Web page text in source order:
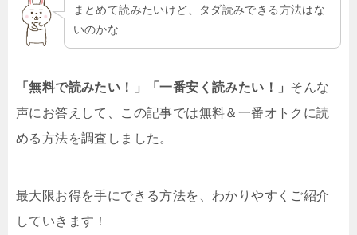
まとめて読みたいけど、タダ読みできる方法はな
いのかな
「無料で読みたい！」「一番安く読みたい！」 そんな
声にお答えして、この記事では無料＆一番オトクに読
める方法を調査しました。
最大限お得を手にできる方法を、わかりやすくご紹介
していきます！